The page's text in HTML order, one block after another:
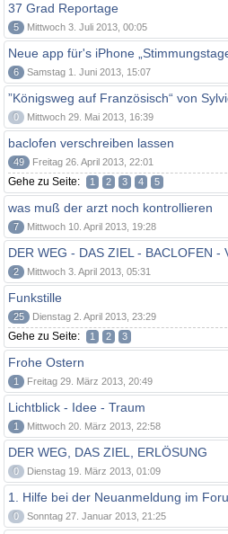
37 Grad Reportage
5 Mittwoch 3. Juli 2013, 00:05
Neue app für's iPhone
6 Samstag 1. Juni 2013, 15:07
”Königsweg auf Französisch“ von
0 Mittwoch 29. Mai 2013, 16:39
baclofen verschreiben lassen
49 Freitag 26. April 2013, 22:01
Gehe zu Seite: 1 2 3 4 5
was muß der arzt noch kontrollieren
7 Mittwoch 10. April 2013, 19:28
DER WEG - DAS ZIEL - BACLOFEN -
2 Mittwoch 3. April 2013, 05:31
Funkstille
25 Dienstag 2. April 2013, 23:29
Gehe zu Seite: 1 2 3
Frohe Ostern
1 Freitag 29. März 2013, 20:49
Lichtblick - Idee - Traum
1 Mittwoch 20. März 2013, 22:58
DER WEG, DAS ZIEL, ERLÖSUNG
0 Dienstag 19. März 2013, 01:09
1. Hilfe bei der Neuanmeldung im
0 Sonntag 27. Januar 2013, 21:25